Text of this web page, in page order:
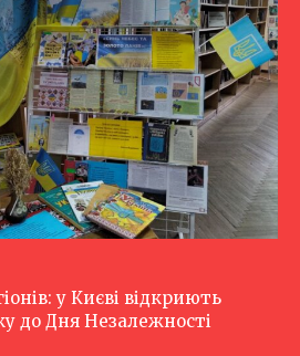
у Києві відкриють
до Дня Незалежності